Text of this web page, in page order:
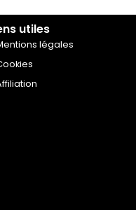
utiles
légales